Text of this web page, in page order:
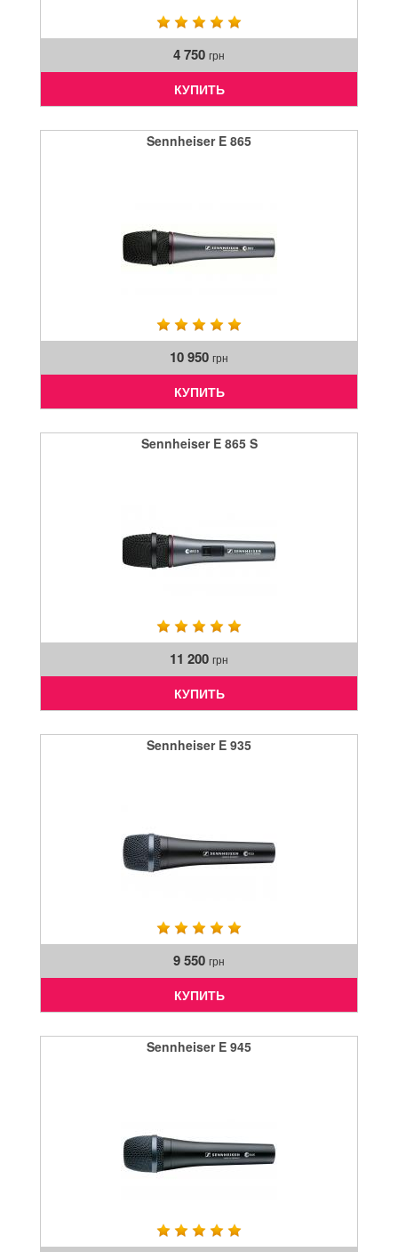
4 750 грн
КУПИТЬ
Sennheiser E 865
10 950 грн
КУПИТЬ
Sennheiser E 865 S
11 200 грн
КУПИТЬ
Sennheiser E 935
9 550 грн
КУПИТЬ
Sennheiser E 945